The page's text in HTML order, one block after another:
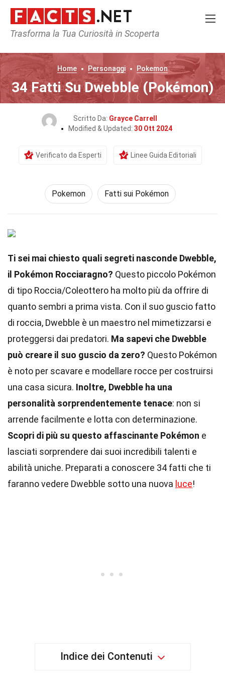
Trasforma la Tua Curiosità in Scoperta
Home Personaggi Pokemon
34 Fatti Su Dwebble (Pokémon)
Scritto Da: Grayce Carrell
Modified & Updated: 30 Ott 2024
Verificato da Esperti Linee Guida Editoriali
Pokemon Fatti sui Pokémon
Ti sei mai chiesto quali segreti nasconde Dwebble,
il Pokémon Rocciaragno? Questo piccolo Pokémon
di tipo Roccia/Coleottero ha molto più da offrire di
quanto sembri a prima vista. Con il suo guscio fatto
di roccia, Dwebble è un maestro nel mimetizzarsi e
proteggersi dai predatori. Ma sapevi che Dwebble
può creare il suo guscio da zero? Questo Pokémon
è noto per scavare e modellare rocce per costruirsi
una casa sicura. Inoltre, Dwebble ha una
personalità sorprendentemente tenace: non si
arrende facilmente e lotta con determinazione.
Scopri di più su questo affascinante Pokémon e
lasciati sorprendere dai suoi incredibili talenti e
abilità uniche. Preparati a conoscere 34 fatti che ti
faranno vedere Dwebble sotto una nuova luce!
Indice dei Contenuti